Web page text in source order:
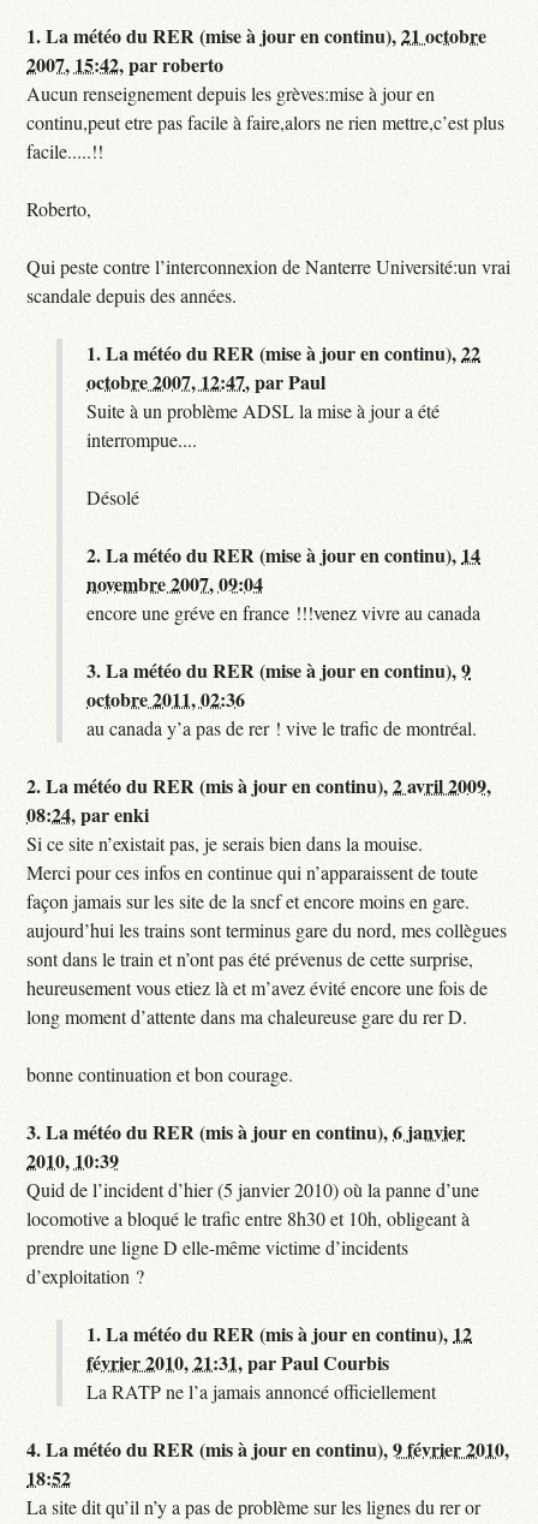
1.La météo du RER (mise à jour en continu),21 octobre
2007, 15:42,parroberto
Aucun renseignement depuis les grèves:mise à jour en
continu,peut etre pas facile à faire,alors ne rien mettre,c’est plus
facile.....!!
Roberto,
Qui peste contre l’interconnexion de Nanterre Université:un vrai
scandale depuis des années.
1.La météo du RER (mise à jour en continu),22
octobre 2007, 12:47,parPaul
Suite à un problème ADSL la mise à jour a été
interrompue....
Désolé
2.La météo du RER (mise à jour en continu), 14
novembre 2007, 09:04
encore une gréve en france !!!venez vivre au canada
3.La météo du RER (mise à jour en continu),9
octobre 2011, 02:36
au canada y’a pas de rer ! vive le trafic de montréal.
2.La météo du RER (mis à jour en continu),2 avril 2009,
08:24,parenki
Si ce site n’existait pas, je serais bien dans la mouise.
Merci pour ces infos en continue qui n’apparaissent de toute
façon jamais sur les site de la sncf et encore moins en gare.
aujourd’hui les trains sont terminus gare du nord, mes collègues
sont dans le train et n’ont pas été prévenus de cette surprise,
heureusement vous etiez là et m’avez évité encore une fois de
long moment d’attente dans ma chaleureuse gare du rer D.
bonne continuation et bon courage.
3.La météo du RER (mis à jour en continu),6 janvier
2010, 10:39
Quid de l’incident d’hier (5 janvier 2010) où la panne d’une
locomotive a bloqué le trafic entre 8h30 et 10h, obligeant à
prendre une ligne D elle-même victime d’incidents
d’exploitation ?
1.La météo du RER (mis à jour en continu), 12
février 2010, 21:31,parPaul Courbis
La RATP ne l’a jamais annoncé officiellement
4.La météo du RER (mis à jour en continu),9 février 2010,
18:52
La site dit qu’il n’y a pas de problème sur les lignes du rer or